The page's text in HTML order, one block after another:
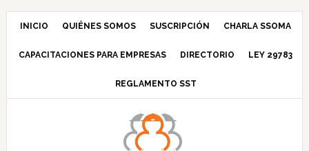
Saltar
navegación
Saltar
principal
Saltar
barra
principal
Saltar
INICIO QUIÉNES SOMOS SUSCRIPCIÓN CHARLA SSOMA
CAPACITACIONES PARA EMPRESAS DIRECTORIO LEY 29783
REGLAMENTO SST